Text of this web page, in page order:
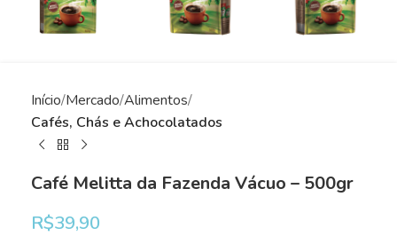
Início Mercado Alimentos
Cafés, Chás e Achocolatados
Café Melitta da Fazenda Vácuo – 500gr
R$39,90